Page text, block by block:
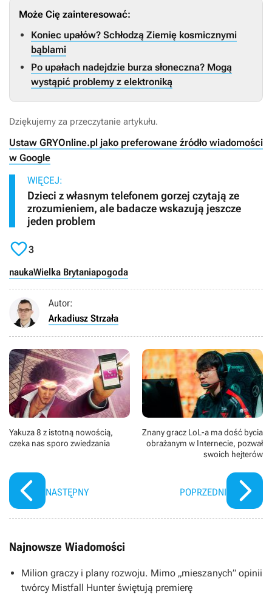
Może Cię zainteresować:
Koniec upałów? Schłodzą Ziemię kosmicznymi
bąblami
Po upałach nadejdzie burza słoneczna? Mogą
wystąpić problemy z elektroniką
Dziękujemy za przeczytanie artykułu.
Ustaw GRYOnline.pl jako preferowane źródło wiadomości
w Google
WIĘCEJ:
Dzieci z własnym telefonem gorzej czytają ze
zrozumieniem, ale badacze wskazują jeszcze
jeden problem
3
naukaWielka Brytaniapogoda
Autor:
Arkadiusz Strzała
Yakuza 8 z istotną nowością,
czeka nas sporo zwiedzania
NASTĘPNY
Znany gracz LoL-a ma dość bycia
obrażanym w Internecie, pozwał
swoich hejterów
POPRZEDNI
Najnowsze Wiadomości
Milion graczy i plany rozwoju. Mimo „mieszanych” opinii
twórcy Mistfall Hunter świętują premierę